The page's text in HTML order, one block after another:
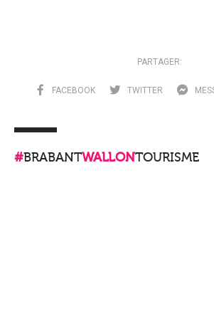
PARTAGER:
FACEBOOK TWITTER
#BRABANTWALLONTOURISME